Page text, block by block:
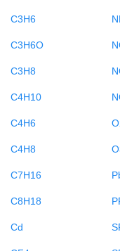
C3H6
C3H6O
C3H8
C4H10
C4H6
C4H8
C7H16
C8H18
Cd